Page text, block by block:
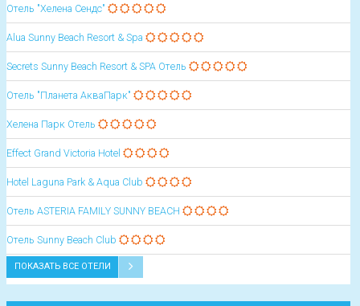
Отель "Хелена Сендс"
Alua Sunny Beach Resort & Spa
Secrets Sunny Beach Resort & SPA Отель
Отель "Планета АкваПарк"
Хелена Парк Отель
Effect Grand Victoria Hotel
Hotel Laguna Park & Aqua Club
Oтель ASTERIA FAMILY SUNNY BEACH
Oтель Sunny Beach Club
ПОКАЗАТЬ ВСЕ ОТЕЛИ